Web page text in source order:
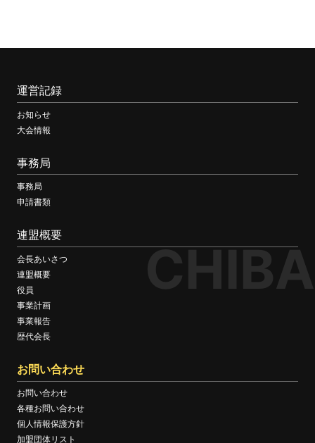
CHIBA
運営記録
お知らせ
大会情報
事務局
事務局
申請書類
連盟概要
会長あいさつ
連盟概要
役員
事業計画
事業報告
歴代会長
お問い合わせ
お問い合わせ
各種お問い合わせ
個人情報保護方針
加盟団体リスト